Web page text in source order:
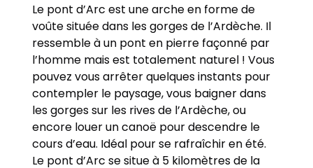
Le pont d’Arc est une arche en forme de
voûte située dans les gorges de l’Ardèche. Il
ressemble à un pont en pierre façonné par
l’homme mais est totalement naturel ! Vous
pouvez vous arrêter quelques instants pour
contempler le paysage, vous baigner dans
les gorges sur les rives de l’Ardèche, ou
encore louer un canoë pour descendre le
cours d’eau. Idéal pour se rafraîchir en été.
Le pont d’Arc se situe à 5 kilomètres de la